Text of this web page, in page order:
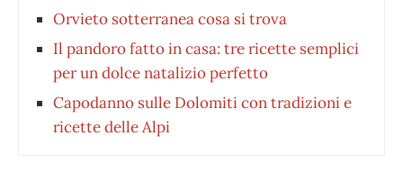
Orvieto sotterranea cosa si trova
Il pandoro fatto in casa: tre ricette semplici
per un dolce natalizio perfetto
Capodanno sulle Dolomiti con tradizioni e
ricette delle Alpi